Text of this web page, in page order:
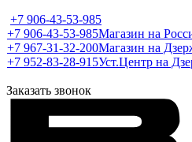
+7 906-43-53-985
+7 906-43-53-985Магазин на
+7 967-31-32-200Магазин на
+7 952-83-28-915Уст.Центр на
Заказать звонок